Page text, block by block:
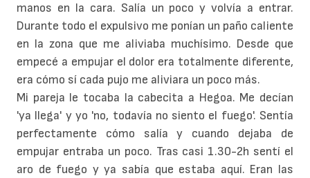
manos en la cara. Salía un poco y volvía a entrar.
Durante todo el expulsivo me ponían un paño caliente
en la zona que me aliviaba muchísimo. Desde que
empecé a empujar el dolor era totalmente diferente,
era cómo sí cada pujo me aliviara un poco más.
Mi pareja le tocaba la cabecita a Hegoa. Me decían
'ya llega' y yo 'no, todavía no siento el fuego'. Sentía
perfectamente cómo salía y cuando dejaba de
empujar entraba un poco. Tras casi 1.30-2h sentí el
aro de fuego y ya sabía que estaba aquí. Eran las